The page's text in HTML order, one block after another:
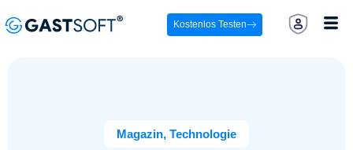
Kostenlos Testen
Magazin, Technologie